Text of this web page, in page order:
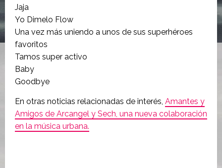
Jaja
Yo Dimelo Flow
Una vez más uniendo a unos de sus superhéroes
favoritos
Tamos super activo
Baby
Goodbye
En otras noticias relacionadas de interés, Amantes y
Amigos de Arcangel y Sech, una nueva colaboración
en la música urbana.